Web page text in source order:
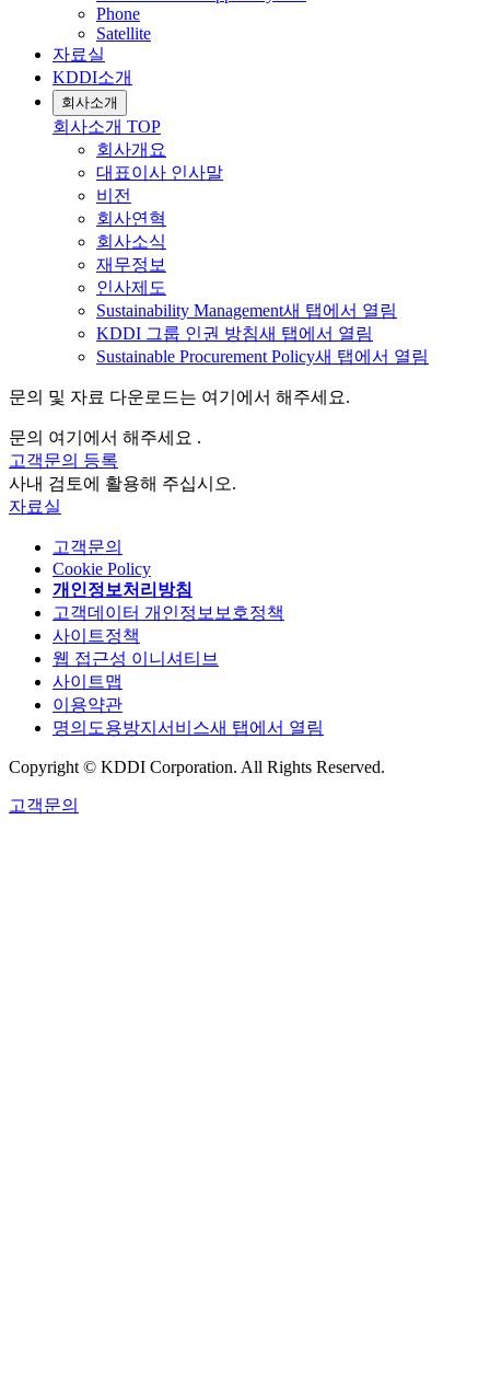
Phone
Satellite
자료실
KDDI소개
회사소개
회사소개 TOP
회사개요
대표이사 인사말
비전
회사연혁
회사소식
재무정보
인사제도
Sustainability Management새 탭에서 열림
KDDI 그룹 인권 방침새 탭에서 열림
Sustainable Procurement Policy새 탭에서 열림
문의 및 자료 다운로드는 여기에서 해주세요.
문의 여기에서 해주세요 .
고객문의 등록
사내 검토에 활용해 주십시오.
자료실
고객문의
Cookie Policy
개인정보처리방침
고객데이터 개인정보보호정책
사이트정책
웹 접근성 이니셔티브
사이트맵
이용약관
명의도용방지서비스새 탭에서 열림
Copyright © KDDI Corporation. All Rights Reserved.
고객문의